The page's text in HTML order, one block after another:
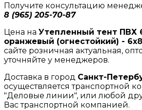
Получите консультацию
8 (965) 205-70-87
Цена на Утепленный тент ПВХ
оранжевый (огнестойкий) -
сайте розничная актуальная,
уточняйте у менеджеров.
Доставка в город Санкт-
осуществляется транспортной
"Деловые линии", или любой
Вас транспортной компанией.